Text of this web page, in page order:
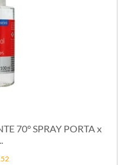
70° SPRAY PORTA x